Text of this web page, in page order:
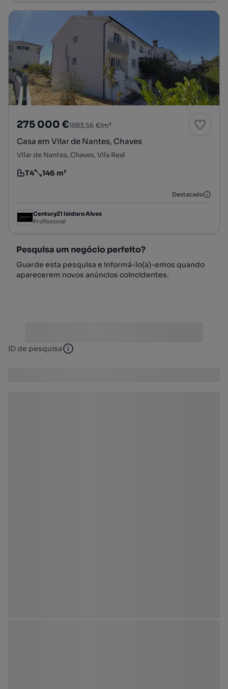
275 000 €1883,56 €/m²
Casa em Vilar de Nantes, Chaves
Vilar de Nantes, Chaves, Vila Real
Tipologia
T4
Preço por metro quadrado
146 m²
Destacado
Century21 Isidoro Alves
Profissional
Pesquisa um negócio perfeito?
Guarde esta pesquisa e informá-lo(a)-emos quando
aparecerem novos anúncios coincidentes.
ID de pesquisa ID de pesquisa